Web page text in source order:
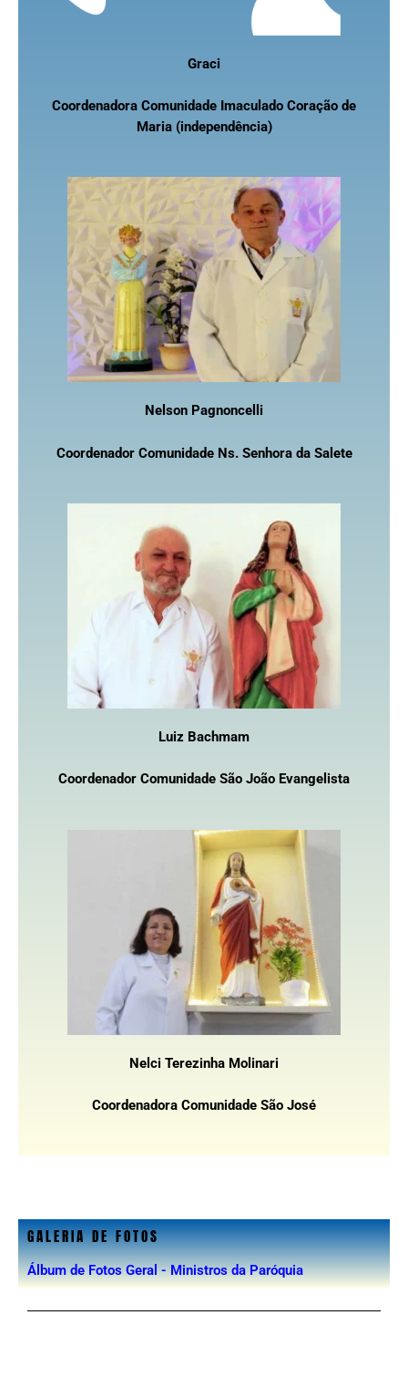
Graci
Coordenadora Comunidade Imaculado Coração de
Maria (independência)
Nelson Pagnoncelli
Coordenador Comunidade Ns. Senhora da Salete
Luiz Bachmam
Coordenador Comunidade São João Evangelista
Nelci Terezinha Molinari
Coordenadora Comunidade São José
GALERIA DE FOTOS
Álbum de Fotos Geral - Ministros da Paróquia